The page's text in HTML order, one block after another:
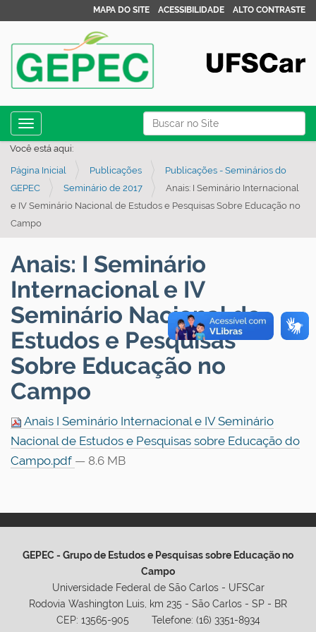
Busca
Busca Avançada…
MAPA DO SITE ACESSIBILIDADE ALTO CONTRASTE
Toggle navigation
Você está aqui:
Página Inicial Publicações
Publicações - Seminários do
GEPEC
Seminário de 2017
Anais: I Seminário Internacional
e IV Seminário Nacional de Estudos e Pesquisas Sobre Educação no
Campo
Anais: I Seminário
Internacional e IV
Seminário Nacional de
Estudos e Pesquisas
Sobre Educação no
Campo
Anais I Seminário Internacional e IV Seminário
Nacional de Estudos e Pesquisas sobre Educação do
Campo.pdf — 8.6 MB
GEPEC - Grupo de Estudos e Pesquisas sobre Educação no
Campo
Universidade Federal de São Carlos - UFSCar
Rodovia Washington Luis, km 235 - São Carlos - SP - BR
CEP: 13565-905 Telefone: (16) 3351-8934